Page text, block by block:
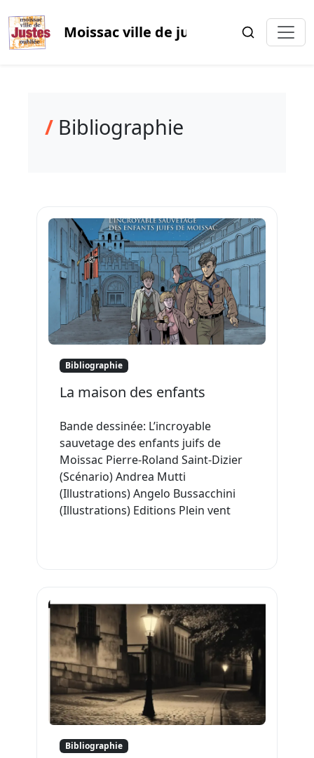
Moissac ville de justes oubliée
/ Bibliographie
Bibliographie
La maison des enfants
Bande dessinée: L’incroyable
sauvetage des enfants juifs de
Moissac Pierre-Roland Saint-Dizier
(Scénario) Andrea Mutti
(Illustrations) Angelo Bussacchini
(Illustrations) Editions Plein vent
Bibliographie